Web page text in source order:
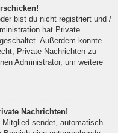
bist du nicht registriert und /
hat Private
Außerdem könnte
Private Nachrichten zu
Administrator, um weitere
Nachrichten!
sendet, automatisch